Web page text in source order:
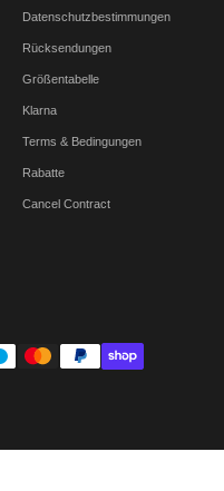
Datenschutzbestimmungen
Rücksendungen
Größentabelle
Klarna
Terms & Bedingungen
Rabatte
Cancel Contract